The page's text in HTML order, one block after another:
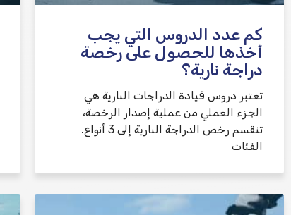
كم عدد الدروس التي يجب
أخذها للحصول على رخصة
دراجة نارية؟
تعتبر دروس قيادة الدراجات النارية هي
الجزء العملي من عملية إصدار الرخصة،
تنقسم رخص الدراجة النارية إلى 3 أنواع.
الفئات